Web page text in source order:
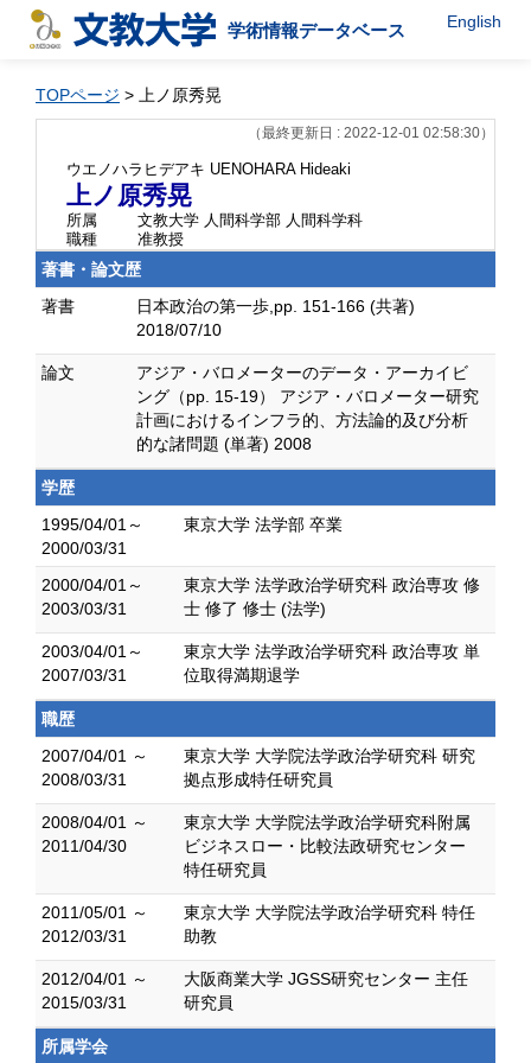
学術情報データベース English
TOPページ > 上ノ原秀晃
（最終更新日 : 2022-12-01 02:58:30）
ウエノハラヒデアキ UENOHARA Hideaki
上ノ原秀晃
所属
文教大学 人間科学部 人間科学科
職種
准教授
著書・論文歴
著書
日本政治の第一歩,pp. 151-166 (共著)
2018/07/10
論文
アジア・バロメーターのデータ・アーカイビ
ング（pp. 15-19） アジア・バロメーター研究
計画におけるインフラ的、方法論的及び分析
的な諸問題 (単著) 2008
学歴
1995/04/01～
2000/03/31
東京大学 法学部 卒業
2000/04/01～
2003/03/31
東京大学 法学政治学研究科 政治専攻 修
士 修了 修士 (法学)
2003/04/01～
2007/03/31
東京大学 法学政治学研究科 政治専攻 単
位取得満期退学
職歴
2007/04/01 ～
2008/03/31
東京大学 大学院法学政治学研究科 研究
拠点形成特任研究員
2008/04/01 ～
2011/04/30
東京大学 大学院法学政治学研究科附属
ビジネスロー・比較法政研究センター
特任研究員
2011/05/01 ～
2012/03/31
東京大学 大学院法学政治学研究科 特任
助教
2012/04/01 ～
2015/03/31
大阪商業大学 JGSS研究センター 主任
研究員
所属学会